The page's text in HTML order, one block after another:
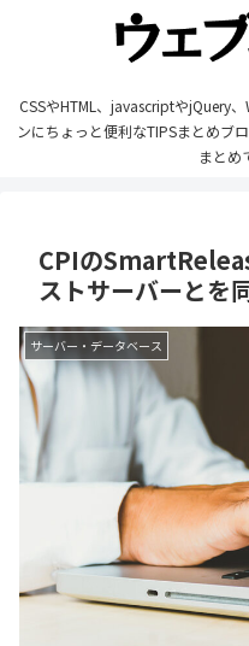
CSSやHTML、javascriptやjQuery
ンにちょっと便利なTIPSまとめブ
まとめ
CPIの
ストサーバーとを
サーバー・データベース